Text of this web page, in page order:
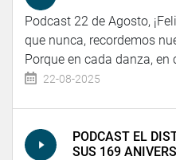
Podcast 22 de Agosto,
que nunca, recordemos
Porque en cada danza,
22-08-2025
PODCAST EL
SUS 169